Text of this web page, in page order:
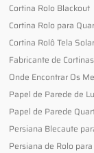
Cortina Rolo Blackout
Cortina Rolo para
Cortina Rolô Tela Solar
Fabricante de
Onde Encontrar Os
Papel de Parede de
Papel de Parede
Persiana Blecaute
Persiana de Rolo